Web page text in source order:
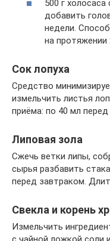
500 г
добавить
недели.
на протяжении
Сок лопуха
Средство
измельчить листья
приёма: по 40 мл
Липовая зола
Сжечь ветки липы,
сырья разбавить
перед завтраком.
Свекла и корень
Измельчить